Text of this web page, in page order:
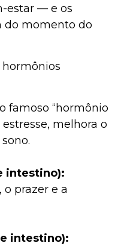
estar — e os
do momento do
o famoso “hormônio
melhora o
intestino):
prazer e a
intestino):